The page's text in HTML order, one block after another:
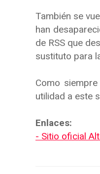
También se
han
de RSS que
sustituto para
Como
utilidad a este
Enlaces:
- Sitio oficial